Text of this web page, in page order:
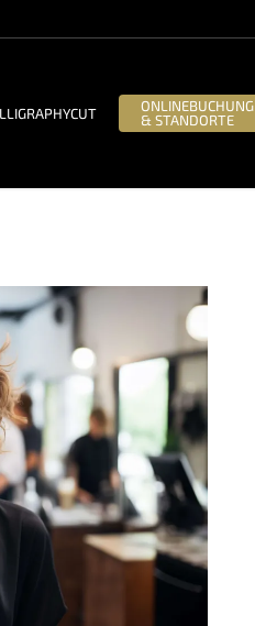
ONLINEBUCHUNG
& STANDORTE